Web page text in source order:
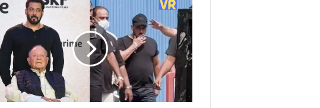
Gitanjali J Angmo (Sonam Wangchuk’s
Wife) Husband, Children, Family,
Biography » StarsUnfolded
Accessible Sustainability Alliance
(ASA) Origin, History, Founders,
Mission, And Business Biography »
StarsUnfolded